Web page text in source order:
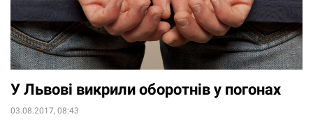
У Львові викрили оборотнів у погонах
03.08.2017, 08:43